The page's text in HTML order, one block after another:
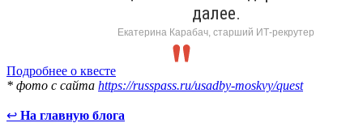
далее.
Екатерина Карабач, старший ИТ-рекрутер
Подробнее о квесте
* фото с сайта https://russpass.ru/usadby-moskvy/quest
↩ На главную блога